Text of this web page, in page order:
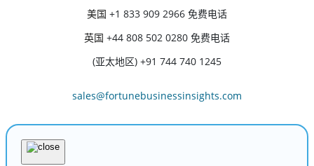
美国 +1 833 909 2966 免费电话
英国 +44 808 502 0280 免费电话
(亚太地区) +91 744 740 1245
sales@fortunebusinessinsights.com